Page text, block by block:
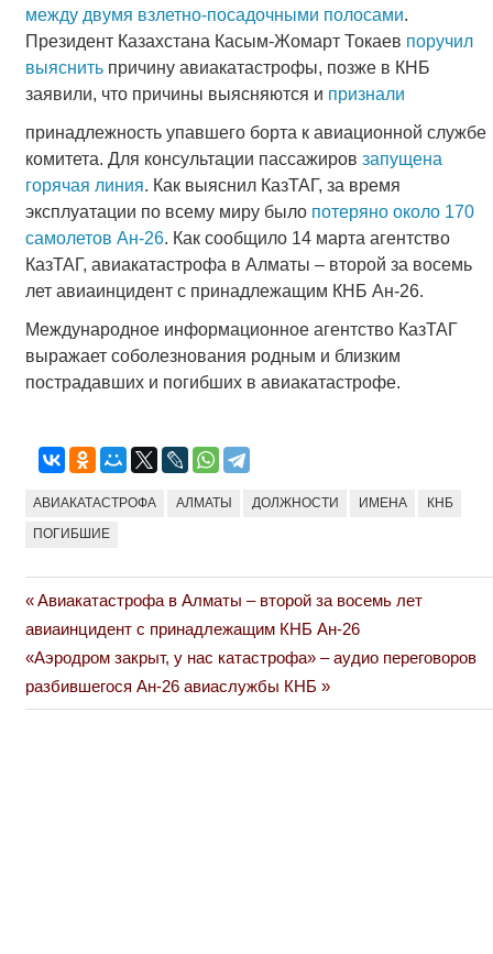
между двумя взлетно-посадочными полосами.
Президент Казахстана Касым-Жомарт Токаев поручил
выяснитьпричину авиакатастрофы, позже в КНБ
заявили, что причины выясняются и признали
принадлежность упавшего борта к авиационной службе
комитета. Для консультации пассажиров запущена
горячая линия. Как выяснил КазТАГ, за время
эксплуатации по всему миру было потеряно около 170
самолетов Ан-26. Как сообщило 14 марта агентство
КазТАГ, авиакатастрофа в Алматы – второй за восемь
лет авиаинцидент с принадлежащим КНБ Ан-26.
Международное информационное агентство КазТАГ
выражает соболезнования родным и близким
пострадавших и погибших в авиакатастрофе.
АВИАКАТАСТРОФА АЛМАТЫ ДОЛЖНОСТИ ИМЕНА КНБ
ПОГИБШИЕ
Навигация
по
записям
Previous
Post:
Авиакатастрофа в Алматы – второй за восемь лет
авиаинцидент с принадлежащим КНБ Ан-26
Next
Post:
«Аэродром закрыт, у нас катастрофа» – аудио переговоров
разбившегося Ан-26 авиаслужбы КНБ